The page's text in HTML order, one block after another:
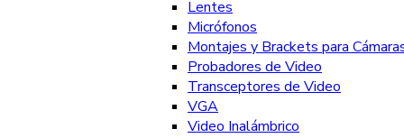
Lentes
Micrófonos
Montajes y Brackets para
Probadores de Video
Transceptores de Video
VGA
Video Inalámbrico